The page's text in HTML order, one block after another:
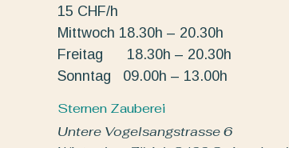
15 CHF/h
Mittwoch 18.30h – 20.30h
Freitag 18.30h – 20.30h
Sonntag 09.00h – 13.00h
Sternen Zauberei
Untere Vogelsangstrasse 6